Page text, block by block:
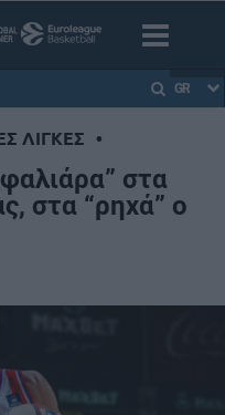
GR
ΛΙΓΚΕΣ •
στα
στα “ρηχά” ο